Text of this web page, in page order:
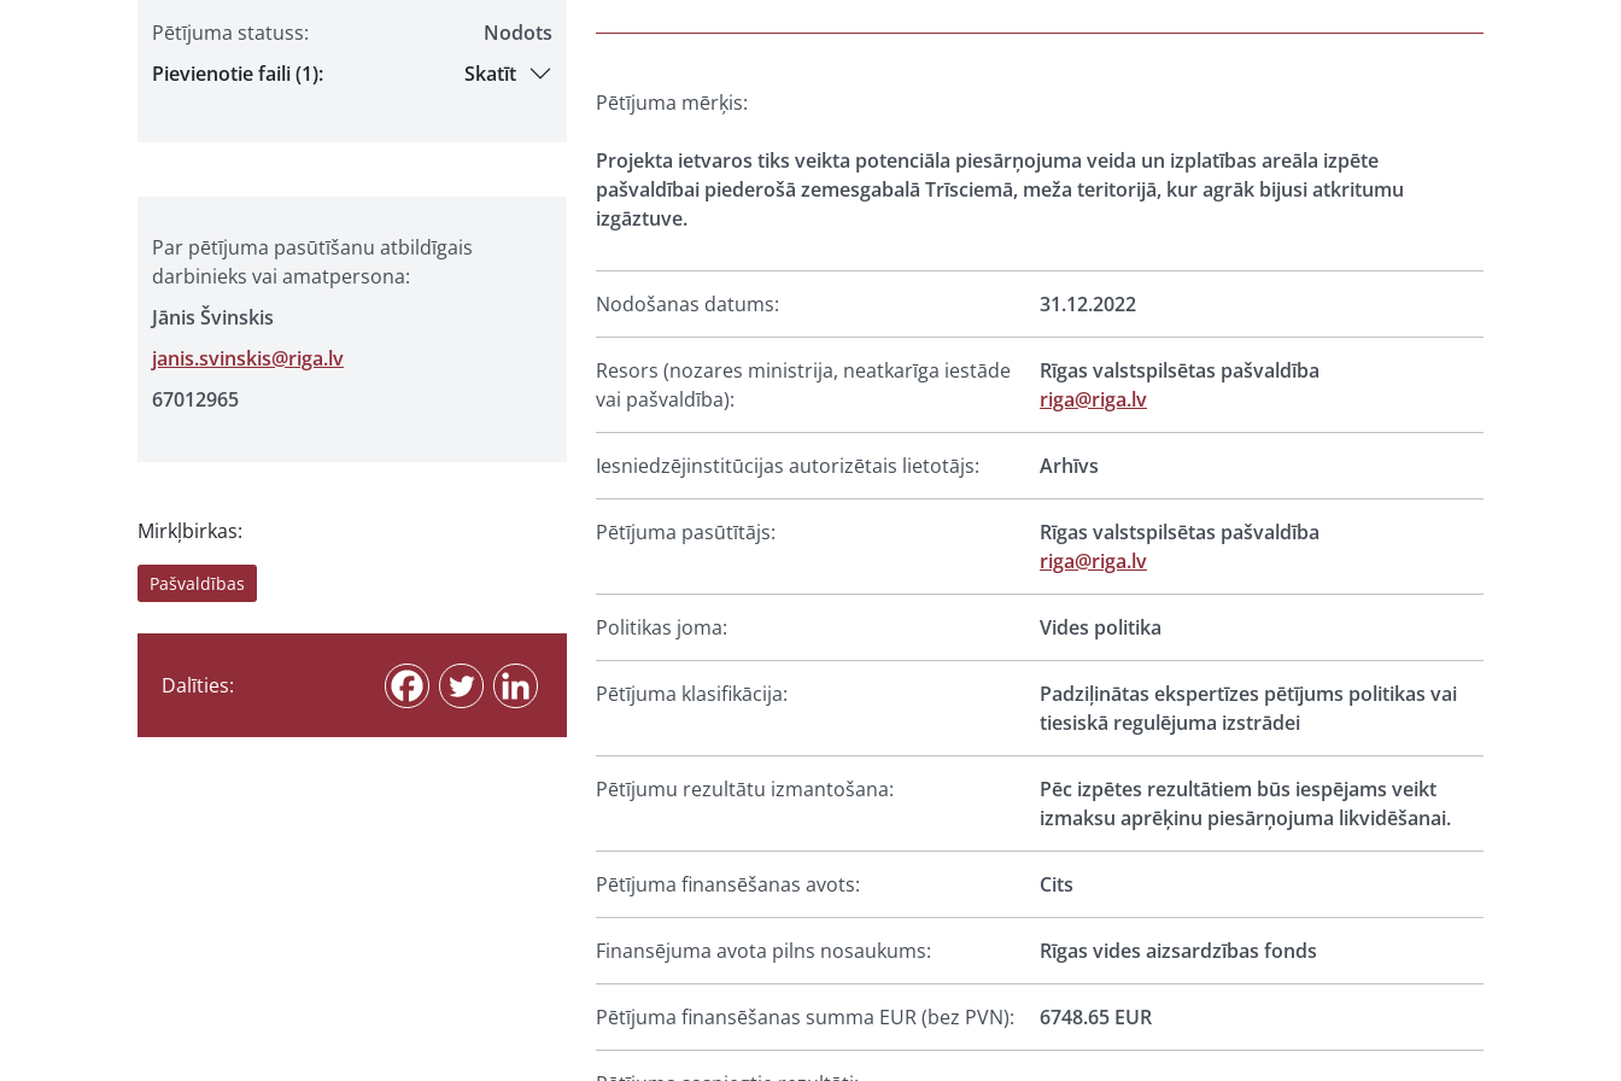
Pētījuma statuss:
Nodots
Pievienotie faili (1):
Skatīt
Par pētījuma pasūtīšanu atbildīgais
darbinieks vai amatpersona:
Jānis Švinskis
janis.svinskis@riga.lv
67012965
Mirkļbirkas:
Pašvaldības
Dalīties:
Pētījuma mērķis:
Projekta ietvaros tiks veikta potenciāla piesārņojuma veida un izplatības areāla izpēte
pašvaldībai piederošā zemesgabalā Trīsciemā, meža teritorijā, kur agrāk bijusi atkritumu
izgāztuve.
Nodošanas datums: 31.12.2022
Resors (nozares ministrija, neatkarīga iestāde
vai pašvaldība):
Rīgas valstspilsētas pašvaldība
riga@riga.lv
Iesniedzējinstitūcijas autorizētais lietotājs: Arhīvs
Pētījuma pasūtītājs:
Rīgas valstspilsētas pašvaldība
riga@riga.lv
Politikas joma: Vides politika
Pētījuma klasifikācija:
Padziļinātas ekspertīzes pētījums politikas vai
tiesiskā regulējuma izstrādei
Pētījumu rezultātu izmantošana:
Pēc izpētes rezultātiem būs iespējams veikt
izmaksu aprēķinu piesārņojuma likvidēšanai.
Pētījuma finansēšanas avots: Cits
Finansējuma avota pilns nosaukums: Rīgas vides aizsardzības fonds
Pētījuma finansēšanas summa EUR (bez PVN): 6748.65 EUR